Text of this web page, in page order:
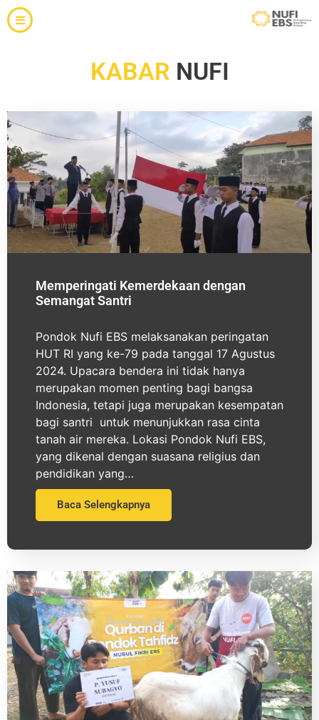
KABAR NUFI
Memperingati Kemerdekaan dengan
Semangat Santri
Pondok Nufi EBS melaksanakan peringatan
HUT RI yang ke-79 pada tanggal 17 Agustus
2024. Upacara bendera ini tidak hanya
merupakan momen penting bagi bangsa
Indonesia, tetapi juga merupakan kesempatan
bagi santri untuk menunjukkan rasa cinta
tanah air mereka. Lokasi Pondok Nufi EBS,
yang dikenal dengan suasana religius dan
pendidikan yang…
Baca Selengkapnya